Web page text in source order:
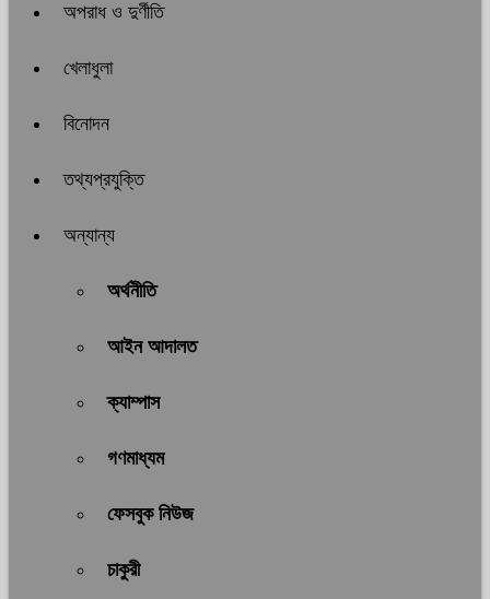
অপরাধ ও দুর্ণীতি
খেলাধুলা
বিনোদন
তথ্যপ্রযুক্তি
অন্যান্য
অর্থনীতি
আইন আদালত
ক্যাম্পাস
গণমাধ্যম
ফেসবুক নিউজ
চাকুরী